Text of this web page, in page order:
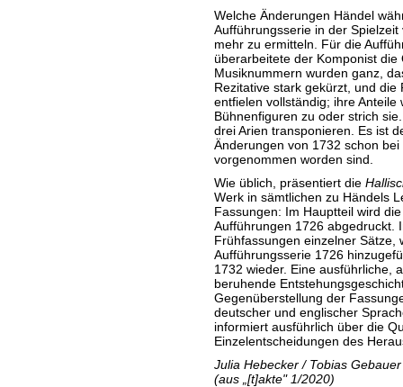
Welche Änderungen Händel
Aufführungsserie in der
mehr zu ermitteln. Für die
überarbeitete der Komponist die
Musiknummern wurden ganz,
Rezitative stark gekürzt, und
entfielen vollständig; ihre Anteile
Bühnenfiguren zu oder strich
drei Arien transponieren. Es ist
Änderungen von 1732 schon
vorgenommen worden sind.
Wie üblich, präsentiert die
Werk in sämtlichen zu Händels
Fassungen: Im Hauptteil wird
Aufführungen 1726 abgedruckt.
Frühfassungen einzelner Sätze,
Aufführungsserie 1726
1732 wieder. Eine ausführliche,
beruhende
Gegenüberstellung der
deutscher und englischer
informiert ausführlich über die
Einzelentscheidungen des
Julia Hebecker / Tobias Gebauer
(aus „[t]akte" 1/2020)